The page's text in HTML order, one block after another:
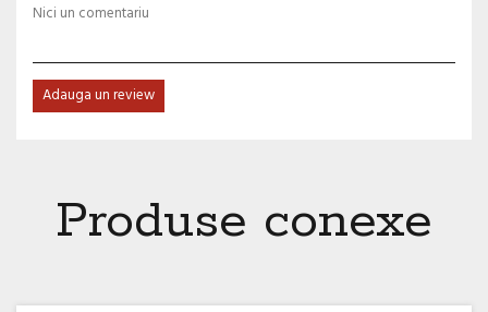
Nici un comentariu
Adauga un review
Produse conexe